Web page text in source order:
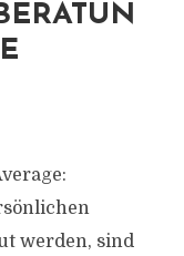
werden, sind